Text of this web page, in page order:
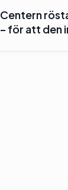
Centern
– för att den